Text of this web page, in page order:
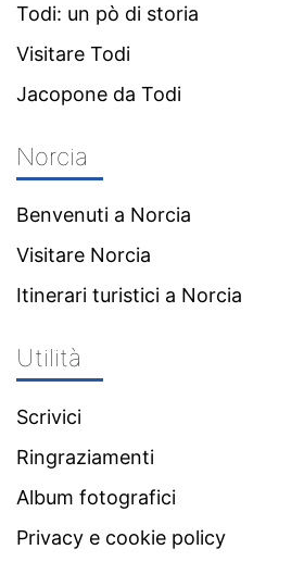
Todi: un pò di storia
Visitare Todi
Jacopone da Todi
Norcia
Benvenuti a Norcia
Visitare Norcia
Itinerari turistici a Norcia
Utilità
Scrivici
Ringraziamenti
Album fotografici
Privacy e cookie policy